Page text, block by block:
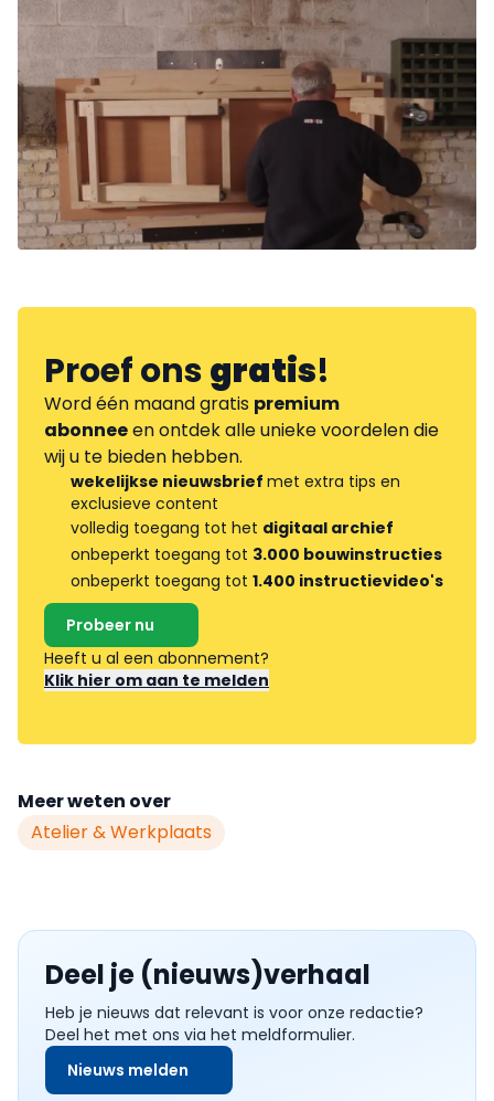
Proef onsgratis!
Word één maand gratis premium
abonneeen ontdek alle unieke voordelen die
wij u te bieden hebben.
wekelijkse nieuwsbrief met extra tips en
exclusieve content
volledig toegang tot het digitaal archief
onbeperkt toegang tot 3.000 bouwinstructies
onbeperkt toegang tot 1.400 instructievideo's
Probeer nu
Heeft u al een abonnement?
Klik hier om aan te melden
Meer weten over
Atelier & Werkplaats
Deel je (nieuws)verhaal
Heb je nieuws dat relevant is voor onze redactie?
Deel het met ons via het meldformulier.
Nieuws melden